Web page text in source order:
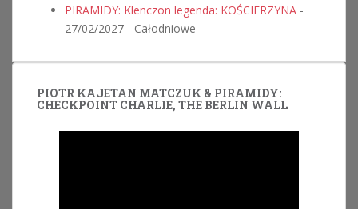
PIRAMIDY: Klenczon legenda: KOŚCIERZYNA -
27/02/2027 - Całodniowe
PIOTR KAJETAN MATCZUK & PIRAMIDY:
CHECKPOINT CHARLIE, THE BERLIN WALL